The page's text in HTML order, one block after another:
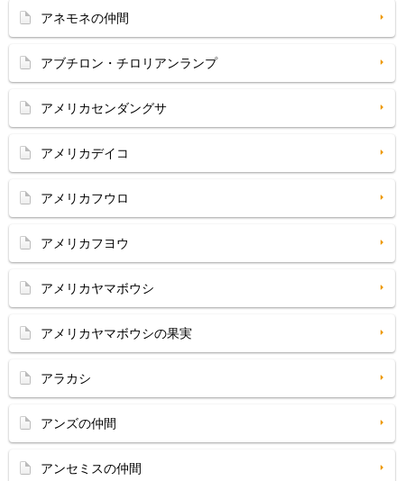
アネモネの仲間
アブチロン・チロリアンランプ
アメリカセンダングサ
アメリカデイコ
アメリカフウロ
アメリカフヨウ
アメリカヤマボウシ
アメリカヤマボウシの果実
アラカシ
アンズの仲間
アンセミスの仲間